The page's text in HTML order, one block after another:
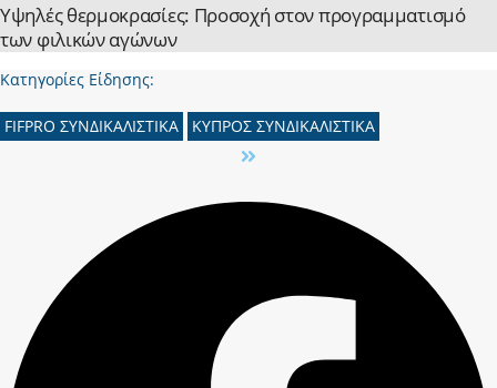
Yψηλές θερμοκρασίες: Προσοχή στον προγραμματισμό
των φιλικών αγώνων
Κατηγορίες Είδησης:
FIFPRO ΣΥΝΔΙΚΑΛΙΣΤΙΚΑ ΚΥΠΡΟΣ ΣΥΝΔΙΚΑΛΙΣΤΙΚΑ